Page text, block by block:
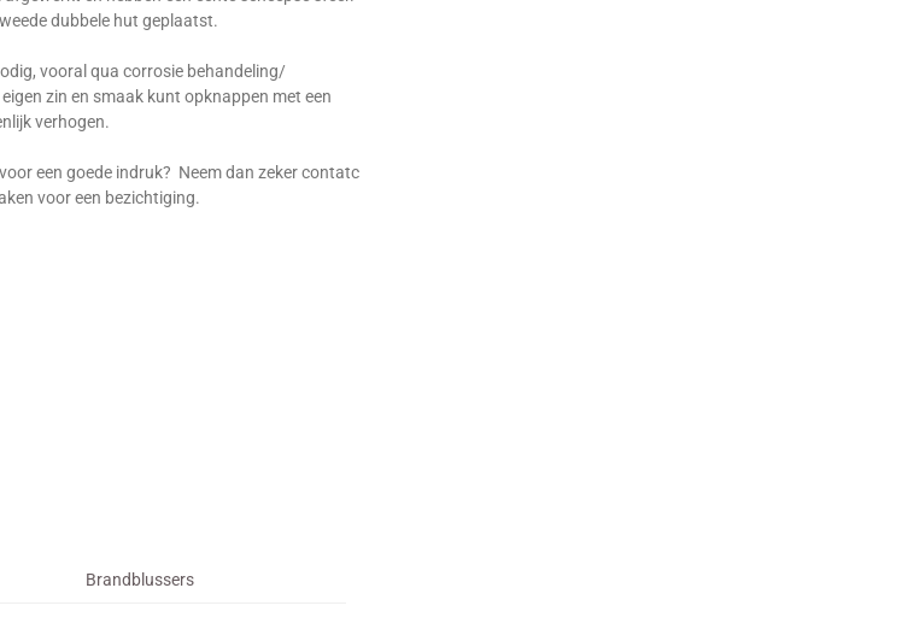
dubbele hut geplaatst.
vooral qua corrosie behandeling/
zin en smaak kunt opknappen met een
verhogen.
een goede indruk? Neem dan zeker contatc
voor een bezichtiging.
Brandblussers